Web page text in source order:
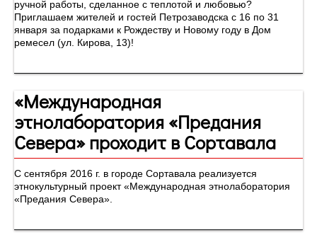
ручной работы, сделанное с теплотой и любовью?
Приглашаем жителей и гостей Петрозаводска с 16 по 31
января за подарками к Рождеству и Новому году в Дом
ремесел (ул. Кирова, 13)!
«Международная
этнолаборатория «Предания
Севера» проходит в Сортавала
С сентября 2016 г. в городе Сортавала реализуется
этнокультурный проект «Международная этнолаборатория
«Предания Севера».